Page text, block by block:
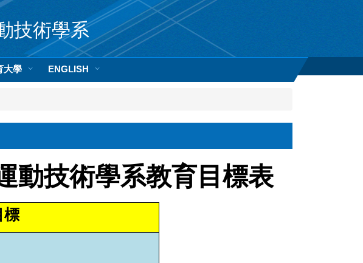
技術學系
大學 ENGLISH
動技術學系教育目標表
標